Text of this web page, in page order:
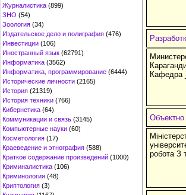
Журналистика (899)
ЗНО (54)
Зоология (34)
Издательское дело и полиграфия (476)
Инвестиции (106)
Иностранный язык (62791)
Информатика (3562)
Информатика, программирование (6444)
Исторические личности (2165)
История (21319)
История техники (766)
Кибернетика (64)
Коммуникации и связь (3145)
Компьютерные науки (60)
Косметология (17)
Краеведение и этнография (588)
Краткое содержание произведений (1000)
Криминалистика (106)
Криминология (48)
Криптология (3)
Кафедра
Объектно
робота З